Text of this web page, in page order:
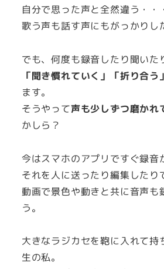
自分で思った声と全然違う・・
歌う声も話す声にもがっかりし
でも、何度も録音したり聞いた
「聞き慣れていく」「折り合う」
ます。
そうやって声も少しずつ磨かれ
かしら？
今はスマホのアプリですぐ録音
それを人に送ったり編集したり
動画で景色や動きと共に音声も
う。
大きなラジカセを鞄に入れて持
生の私。